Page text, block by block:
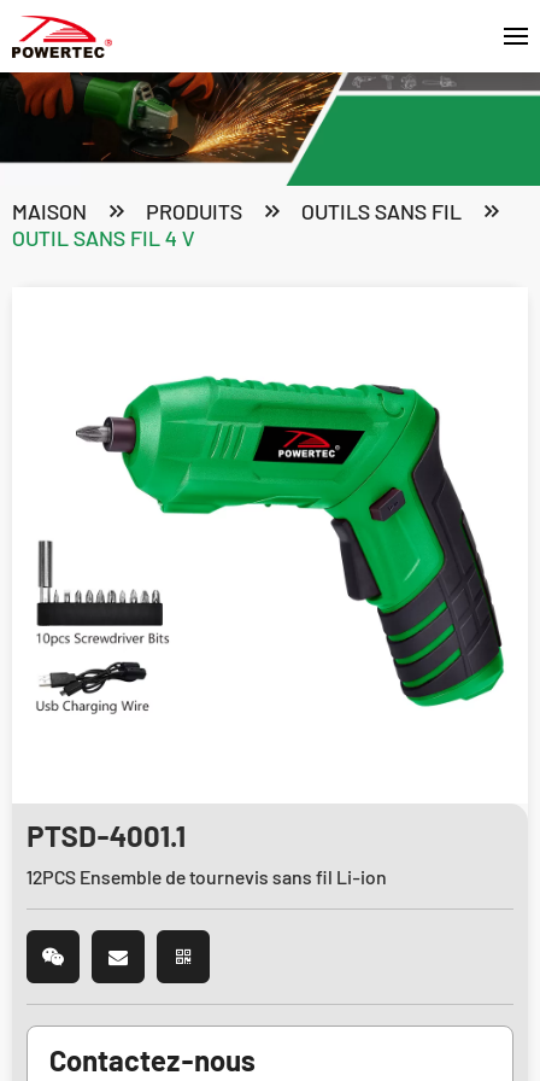
MAISON PRODUITS
OUTILS SANS FIL
OUTIL SANS FIL 4 V
PTSD-4001.1
12PCS Ensemble de tournevis sans fil Li-ion
Contactez-nous